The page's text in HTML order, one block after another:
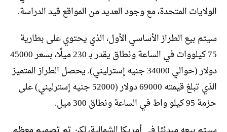
الولايات المتحدة، مع وجود العديد من المواقع قيد الدراسة.
سيتم بيع الطراز الأساسي الأول، الذي يحتوي على بطارية
75 كيلووات في الساعة ونطاق يقدر بـ 230 ميلًا، بسعر 45000
دولار (حوالي 34000 جنيه إسترليني). يحصل الطراز المتميز
الذي تبلغ قيمته 69000 دولار (52000 جنيه إسترليني) على
حزمة 95 كيلو واط في الساعة ونطاق 300 ميل.